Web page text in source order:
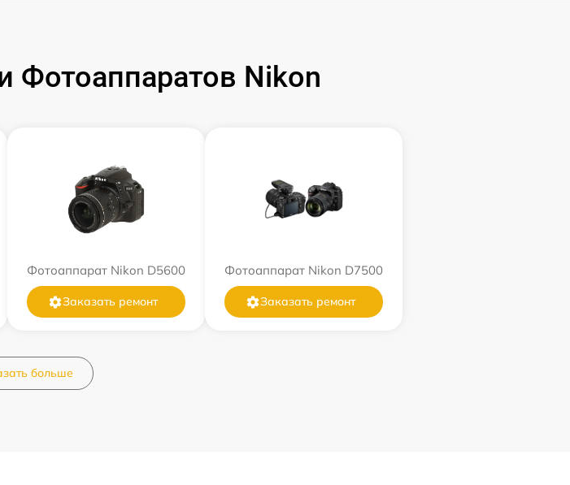
Фотоаппаратов Nikon
Фотоаппарат Nikon D5600
Заказать ремонт
Фотоаппарат Nikon D7500
Заказать ремонт
больше